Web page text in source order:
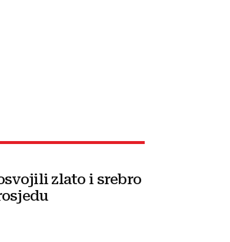
zlato i srebro